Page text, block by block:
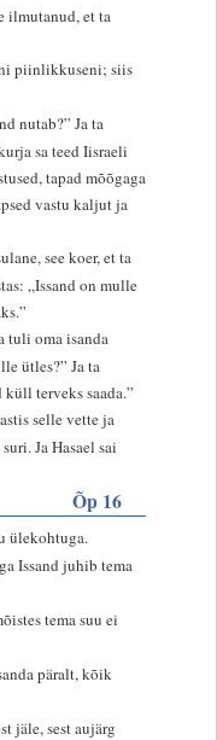
ilmutanud, et ta
piinlikkuseni; siis
nutab?” Ja ta
sa teed Iisraeli
tapad mõõgaga
vastu kaljut ja
see koer, et ta
„Issand on mulle
tuli oma isanda
ütles?” Ja ta
terveks saada.”
selle vette ja
Ja Hasael sai
Õp 16
ülekohtuga.
Issand juhib tema
tema suu ei
päralt, kõik
jäle, sest aujärg